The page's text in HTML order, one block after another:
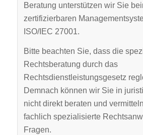
Beratung unterstützen wir Sie
zertifizierbaren
ISO/IEC 27001.
Bitte beachten Sie, dass die
Rechtsberatung durch das
Rechtsdienstleistungsgesetz
Demnach können wir Sie in
nicht direkt beraten und
fachlich spezialisierte
Fragen.